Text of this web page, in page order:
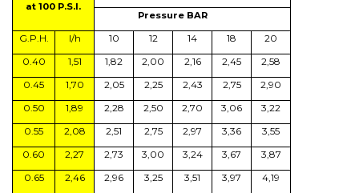
at 100 P.S.I.
Pressure BAR
G.P.H. l/h 10 12 14 18
20
0.40
1,51 1,82 2,00 2,16 2,45
2,58
0.45
1,70 2,05 2,25 2,43 2,75
2,90
0.50
1,89 2,28 2,50 2,70 3,06
3,22
0.55
2,08 2,51 2,75 2,97 3,36
3,55
0.60
2,27 2,73 3,00 3,24 3,67
3,87
0.65
2,46 2,96 3,25 3,51 3,97 4,19